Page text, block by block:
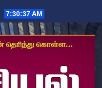
7:30:38 AM